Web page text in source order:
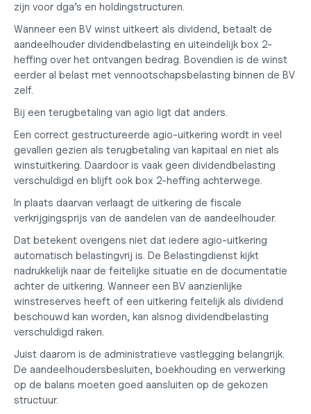
zijn voor dga’s en holdingstructuren.
Wanneer een BV winst uitkeert als dividend, betaalt de
aandeelhouder dividendbelasting en uiteindelijk box 2-
heffing over het ontvangen bedrag. Bovendien is de winst
eerder al belast met vennootschapsbelasting binnen de BV
zelf.
Bij een terugbetaling van agio ligt dat anders.
Een correct gestructureerde agio-uitkering wordt in veel
gevallen gezien als terugbetaling van kapitaal en niet als
winstuitkering. Daardoor is vaak geen dividendbelasting
verschuldigd en blijft ook box 2-heffing achterwege.
In plaats daarvan verlaagt de uitkering de fiscale
verkrijgingsprijs van de aandelen van de aandeelhouder.
Dat betekent overigens niet dat iedere agio-uitkering
automatisch belastingvrij is. De Belastingdienst kijkt
nadrukkelijk naar de feitelijke situatie en de documentatie
achter de uitkering. Wanneer een BV aanzienlijke
winstreserves heeft of een uitkering feitelijk als dividend
beschouwd kan worden, kan alsnog dividendbelasting
verschuldigd raken.
Juist daarom is de administratieve vastlegging belangrijk.
De aandeelhoudersbesluiten, boekhouding en verwerking
op de balans moeten goed aansluiten op de gekozen
structuur.